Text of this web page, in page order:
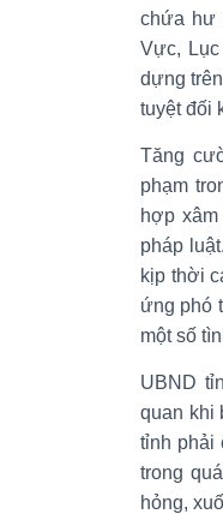
chứa hư
Vực,
dựng
tuyệt đối
Tăng
phạm
hợp
pháp
kịp thời
ứng phó
một số
UBND
quan khi
tỉnh phải
trong
hỏng,